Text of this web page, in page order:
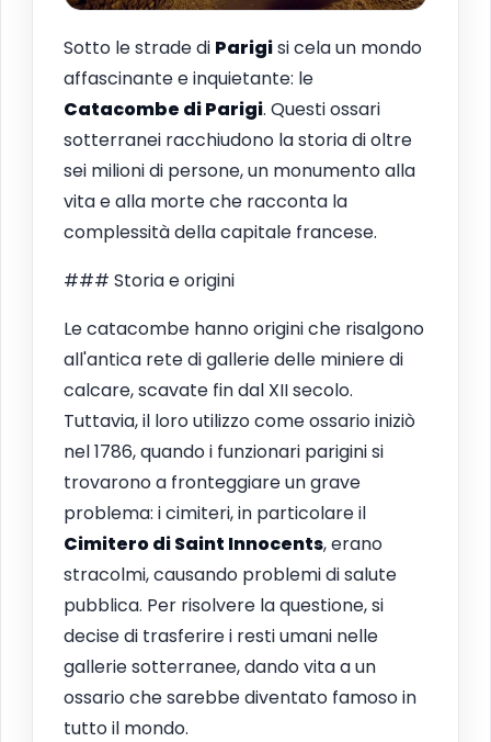
Sotto le strade di Parigisi cela un mondo
affascinante e inquietante: le
Catacombe di Parigi. Questi ossari
sotterranei racchiudono la storia di oltre
sei milioni di persone, un monumento alla
vita e alla morte che racconta la
complessità della capitale francese.
### Storia e origini
Le catacombe hanno origini che risalgono
all'antica rete di gallerie delle miniere di
calcare, scavate fin dal XII secolo.
Tuttavia, il loro utilizzo come ossario iniziò
nel 1786, quando i funzionari parigini si
trovarono a fronteggiare un grave
problema: i cimiteri, in particolare il
Cimitero di Saint Innocents, erano
stracolmi, causando problemi di salute
pubblica. Per risolvere la questione, si
decise di trasferire i resti umani nelle
gallerie sotterranee, dando vita a un
ossario che sarebbe diventato famoso in
tutto il mondo.